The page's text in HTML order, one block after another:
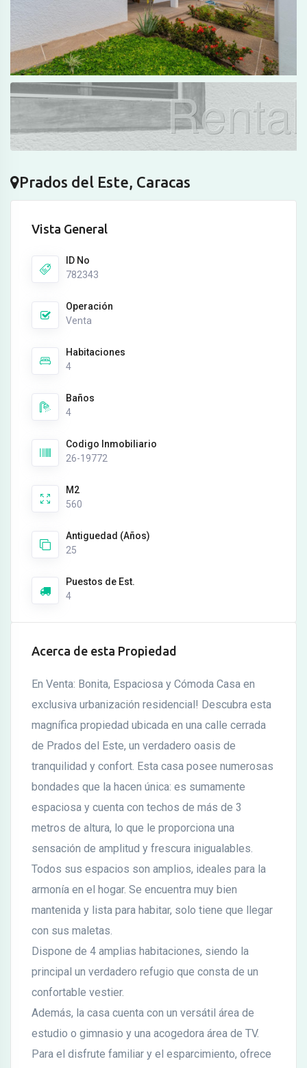
Prados del Este, Caracas
Vista General
ID No
782343
Operación
Venta
Habitaciones
4
Baños
4
Codigo Inmobiliario
26-19772
M2
560
Antiguedad (Años)
25
Puestos de Est.
4
Acerca de esta Propiedad
En Venta: Bonita, Espaciosa y Cómoda Casa en
exclusiva urbanización residencial! Descubra esta
magnífica propiedad ubicada en una calle cerrada
de Prados del Este, un verdadero oasis de
tranquilidad y confort. Esta casa posee numerosas
bondades que la hacen única: es sumamente
espaciosa y cuenta con techos de más de 3
metros de altura, lo que le proporciona una
sensación de amplitud y frescura inigualables.
Todos sus espacios son amplios, ideales para la
armonía en el hogar. Se encuentra muy bien
mantenida y lista para habitar, solo tiene que llegar
con sus maletas.
Dispone de 4 amplias habitaciones, siendo la
principal un verdadero refugio que consta de un
confortable vestier.
Además, la casa cuenta con un versátil área de
estudio o gimnasio y una acogedora área de TV.
Para el disfrute familiar y el esparcimiento, ofrece